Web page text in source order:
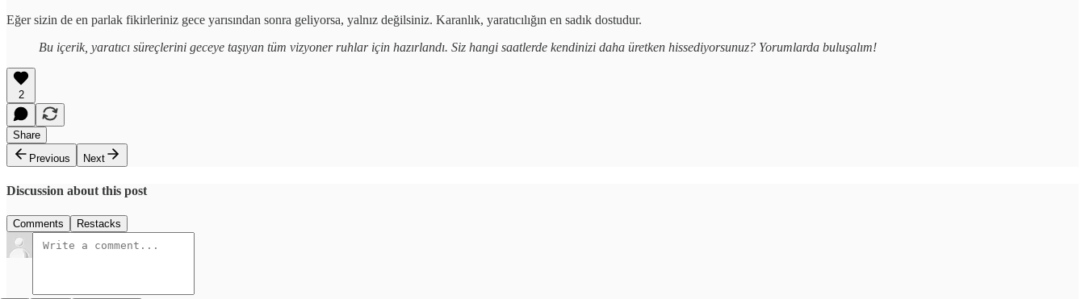
Eğer sizin de en parlak fikirleriniz gece yarısından sonra geliyorsa, yalnız değilsiniz. Karanlık, yaratıcılığın en sadık dostudur.
Bu içerik, yaratıcı süreçlerini geceye taşıyan tüm vizyoner ruhlar için hazırlandı. Siz hangi saatlerde kendinizi daha üretken hissediyorsunuz? Yorumlarda buluşalım!
2
Share
Previous
Next
Discussion about this post
Comments Restacks